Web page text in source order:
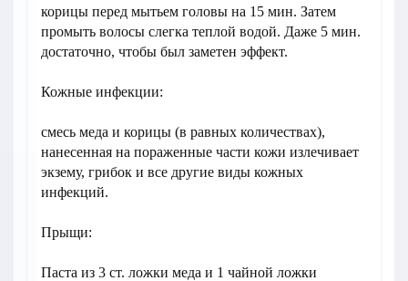
корицы перед мытьем головы на 15 мин. Затем
промыть волосы слегка теплой водой. Даже 5 мин.
достаточно, чтобы был заметен эффект.
Кожные инфекции:
смесь меда и корицы (в равных количествах),
нанесенная на пораженные части кожи излечивает
экзему, грибок и все другие виды кожных
инфекций.
Прыщи:
Паста из 3 ст. ложки меда и 1 чайной ложки